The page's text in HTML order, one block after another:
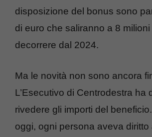
disposizione del bonus sono
di euro che saliranno a 8
decorrere dal 2024.
Ma le novità non sono ancora
L’Esecutivo di Centrodestra ha
rivedere gli importi del
oggi, ogni persona aveva diritto